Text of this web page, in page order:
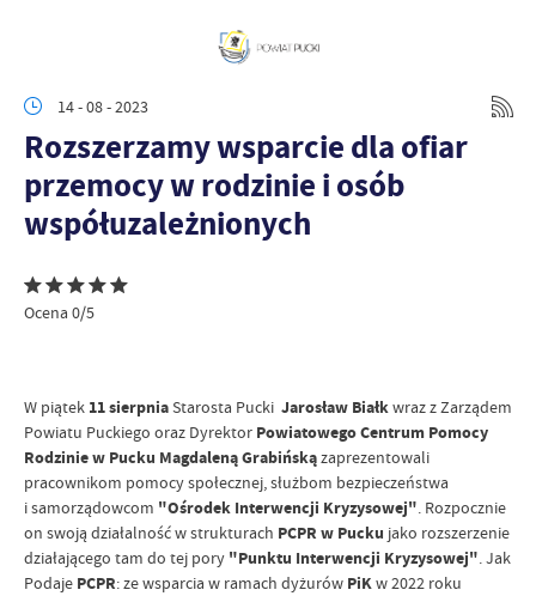
14 - 08 - 2023
Rozszerzamy wsparcie dla ofiar
przemocy w rodzinie i osób
współuzależnionych
Ocena 0/5
W piątek 11 sierpniaStarosta Pucki Jarosław Białkwraz z Zarządem
Powiatu Puckiego oraz Dyrektor Powiatowego Centrum Pomocy
Rodzinie w Pucku Magdaleną Grabińskązaprezentowali
pracownikom pomocy społecznej, służbom bezpieczeństwa
i samorządowcom "Ośrodek Interwencji Kryzysowej". Rozpocznie
on swoją działalność w strukturach PCPR w Pucku jako rozszerzenie
działającego tam do tej pory "Punktu Interwencji Kryzysowej". Jak
Podaje PCPR: ze wsparcia w ramach dyżurów PiKw 2022 roku